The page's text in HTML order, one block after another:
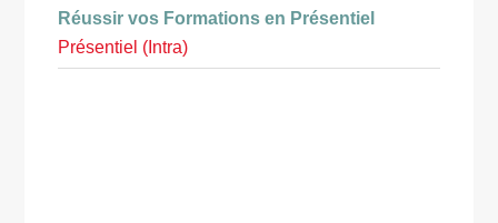
Réussir vos Formations en Présentiel
Présentiel (Intra)